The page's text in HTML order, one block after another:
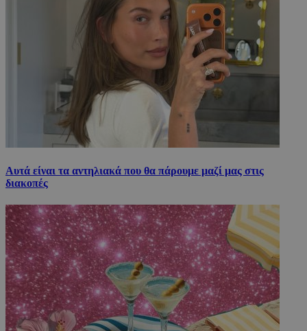
Αυτά είναι τα αντηλιακά που θα πάρουμε μαζί μας στις
διακοπές